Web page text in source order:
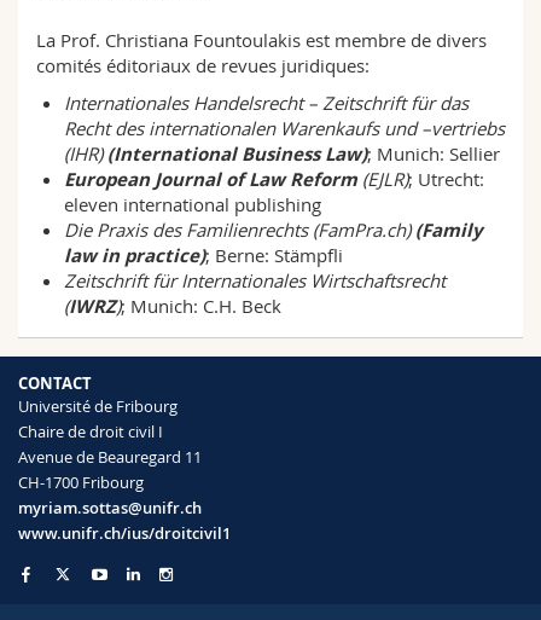
La Prof. Christiana Fountoulakis est membre de divers
comités éditoriaux de revues juridiques:
Internationales Handelsrecht – Zeitschrift für das
Recht des internationalen Warenkaufs und –vertriebs
(IHR)(International Business Law); Munich: Sellier
European Journal of Law Reform(EJLR); Utrecht:
eleven international publishing
Die Praxis des Familienrechts (FamPra.ch)(Family
law in practice); Berne: Stämpfli
Zeitschrift für Internationales Wirtschaftsrecht
(IWRZ); Munich: C.H. Beck
CONTACT
Université de Fribourg
Chaire de droit civil I
Avenue de Beauregard 11
CH-1700 Fribourg
myriam.sottas@unifr.ch
www.unifr.ch/ius/droitcivil1